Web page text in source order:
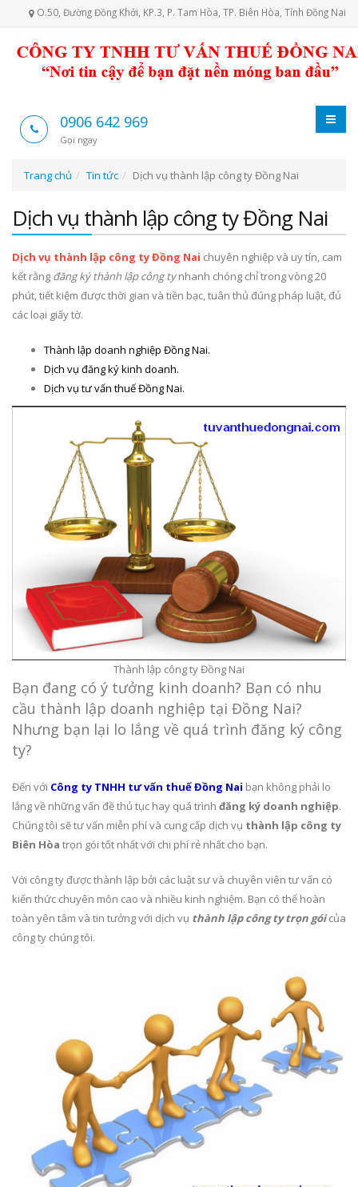
O.50, Đường Đồng Khởi, KP.3, P. Tam Hòa, TP. Biên Hòa, Tỉnh Đồng Nai
0906 642 969
Gọi ngay
Trang chủ Tin tức Dịch vụ thành lập công ty Đồng Nai
Dịch vụ thành lập công ty Đồng Nai
Dịch vụ thành lập công ty Đồng Nai chuyên nghiệp và uy tín, cam
kết rằng đăng ký thành lập công tynhanh chóng chỉ trong vòng 20
phút, tiết kiệm được thời gian và tiền bạc, tuân thủ đúng pháp luật, đủ
các loại giấy tờ.
Thành lập doanh nghiệp Đồng Nai.
Dịch vụ đăng ký kinh doanh.
Dịch vụ tư vấn thuế Đồng Nai.
Thành lập công ty Đồng Nai
Bạn đang có ý tưởng kinh doanh? Bạn có nhu
cầu thành lập doanh nghiệp tại Đồng Nai?
Nhưng bạn lại lo lắng về quá trình đăng ký công
ty?
Đến với Công ty TNHH tư vấn thuế Đồng Nai bạn không phải lo
lắng về những vấn đề thủ tục hay quá trình đăng ký doanh nghiệp.
Chúng tôi sẽ tư vấn miễn phí và cung cấp dịch vụ thành lập công ty
Biên Hòa trọn gói tốt nhất với chi phí rẻ nhất cho bạn.
Với công ty được thành lập bởi các luật sư và chuyên viên tư vấn có
kiến thức chuyên môn cao và nhiều kinh nghiệm. Bạn có thể hoàn
toàn yên tâm và tin tưởng với dịch vụ thành lập công ty trọn góicủa
công ty chúng tôi.